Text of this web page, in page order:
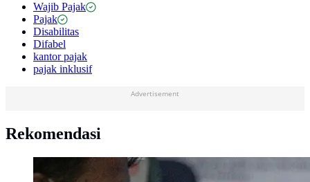
Wajib Pajak
Pajak
Disabilitas
Difabel
kantor pajak
pajak inklusif
Advertisement
Rekomendasi